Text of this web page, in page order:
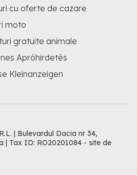
cu oferte de cazare
moto
gratuite animale
Apróhirdetés
Kleinanzeigen
| Bulevardul Dacia nr 34,
| Tax ID: RO20201084 - site de